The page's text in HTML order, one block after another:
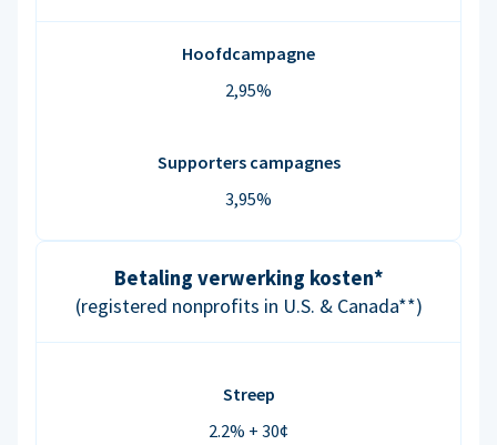
Hoofdcampagne
2,95%
Supporters campagnes
3,95%
Betaling verwerking kosten*
(registered nonprofits in U.S. & Canada**)
Streep
2.2% + 30¢